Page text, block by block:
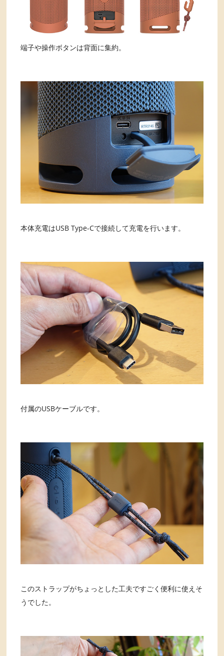
端子や操作ボタンは背面に集約。
本体充電はUSB Type-Cで接続して充電を行います。
付属のUSBケーブルです。
このストラップがちょっとした工夫ですごく便利に使えそ
うでした。